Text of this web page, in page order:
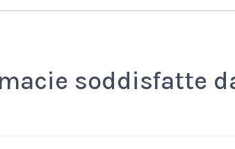
soddisfatte